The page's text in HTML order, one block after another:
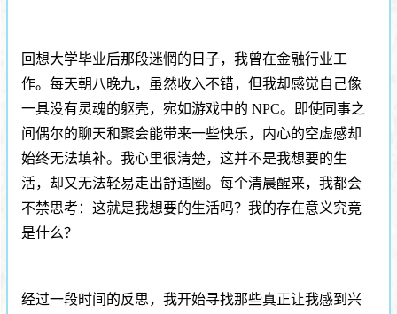
回想大学毕业后那段迷惘的日子，我曾在金融行业工
作。每天朝八晚九，虽然收入不错，但我却感觉自己像
一具没有灵魂的躯壳，宛如游戏中的 NPC。即使同事之
间偶尔的聊天和聚会能带来一些快乐，内心的空虚感却
始终无法填补。我心里很清楚，这并不是我想要的生
活，却又无法轻易走出舒适圈。每个清晨醒来，我都会
不禁思考：这就是我想要的生活吗？我的存在意义究竟
是什么？
经过一段时间的反思，我开始寻找那些真正让我感到兴